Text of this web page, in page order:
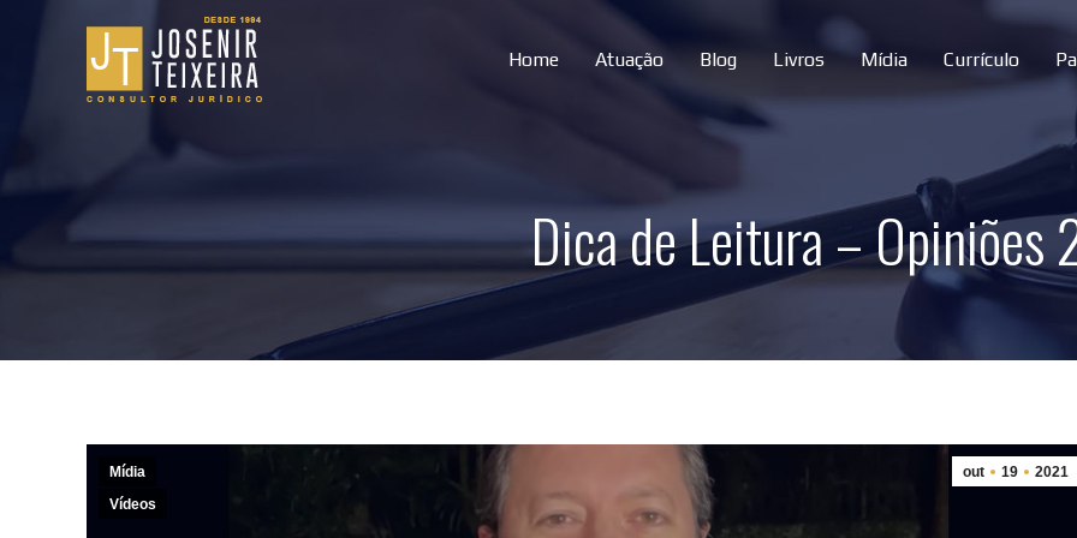
Home Atuação Blog Livros Mídia Currículo
Dica de Leitura – Opiniões
out 19 2021
Mídia
Vídeos